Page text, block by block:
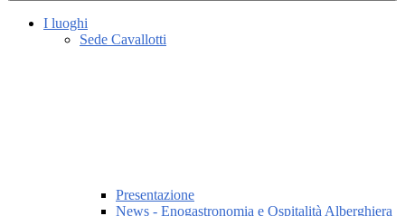
I luoghi
Sede Cavallotti
Presentazione
News - Enogastronomia e Ospitalità Alberghiera